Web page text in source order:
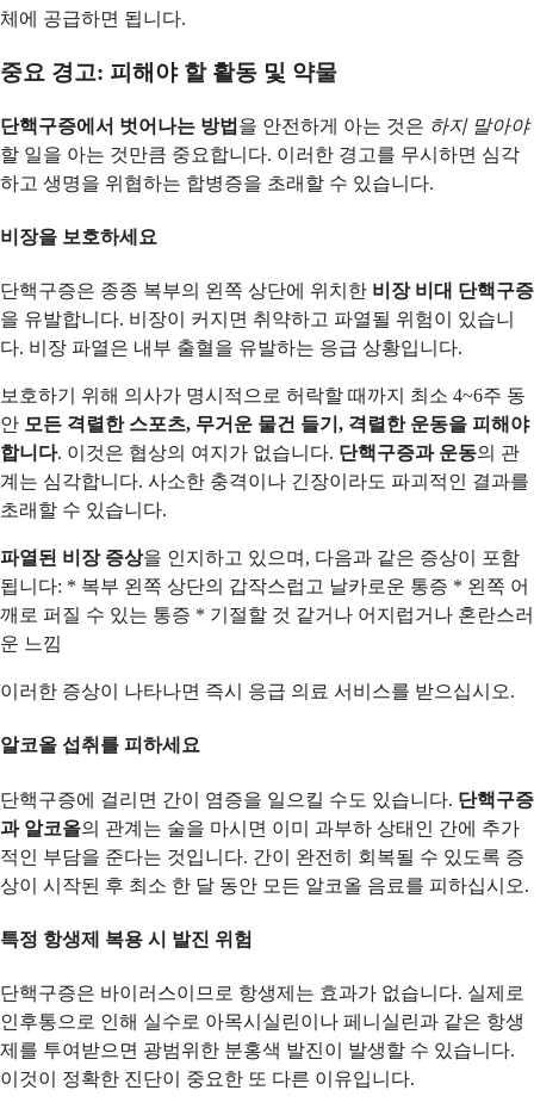
체에 공급하면 됩니다.
중요 경고: 피해야 할 활동 및 약물
단핵구증에서 벗어나는 방법 을 안전하게 아는 것은 하지 말아야
할 일을 아는 것만큼 중요합니다. 이러한 경고를 무시하면 심각
하고 생명을 위협하는 합병증을 초래할 수 있습니다.
비장을 보호하세요
단핵구증은 종종 복부의 왼쪽 상단에 위치한 비장 비대 단핵구증
을 유발합니다. 비장이 커지면 취약하고 파열될 위험이 있습니
다. 비장 파열은 내부 출혈을 유발하는 응급 상황입니다.
보호하기 위해 의사가 명시적으로 허락할 때까지 최소 4~6주 동
안 모든 격렬한 스포츠, 무거운 물건 들기, 격렬한 운동을 피해야
합니다. 이것은 협상의 여지가 없습니다. 단핵구증과 운동의 관
계는 심각합니다. 사소한 충격이나 긴장이라도 파괴적인 결과를
초래할 수 있습니다.
파열된 비장 증상을 인지하고 있으며, 다음과 같은 증상이 포함
됩니다: * 복부 왼쪽 상단의 갑작스럽고 날카로운 통증 * 왼쪽 어
깨로 퍼질 수 있는 통증 * 기절할 것 같거나 어지럽거나 혼란스러
운 느낌
이러한 증상이 나타나면 즉시 응급 의료 서비스를 받으십시오.
알코올 섭취를 피하세요
단핵구증에 걸리면 간이 염증을 일으킬 수도 있습니다. 단핵구증
과 알코올의 관계는 술을 마시면 이미 과부하 상태인 간에 추가
적인 부담을 준다는 것입니다. 간이 완전히 회복될 수 있도록 증
상이 시작된 후 최소 한 달 동안 모든 알코올 음료를 피하십시오.
특정 항생제 복용 시 발진 위험
단핵구증은 바이러스이므로 항생제는 효과가 없습니다. 실제로
인후통으로 인해 실수로 아목시실린이나 페니실린과 같은 항생
제를 투여받으면 광범위한 분홍색 발진이 발생할 수 있습니다.
이것이 정확한 진단이 중요한 또 다른 이유입니다.